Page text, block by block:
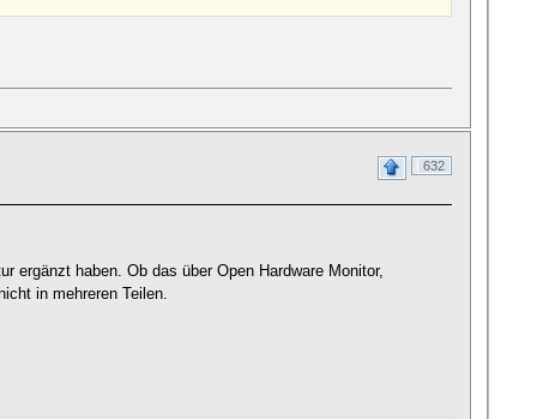
632
ergänzt haben. Ob das über Open Hardware Monitor,
in mehreren Teilen.